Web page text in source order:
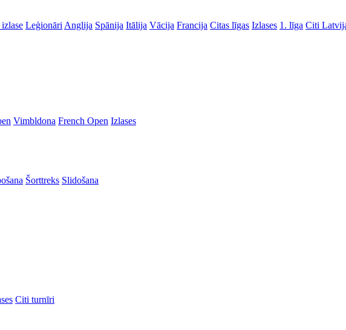
Leģionāri Anglija Spānija Itālija Vācija Francija Citas līgas Izlases 1. līga Citi
Vimbldona French Open Izlases
Šorttreks Slidošana
Citi turnīri